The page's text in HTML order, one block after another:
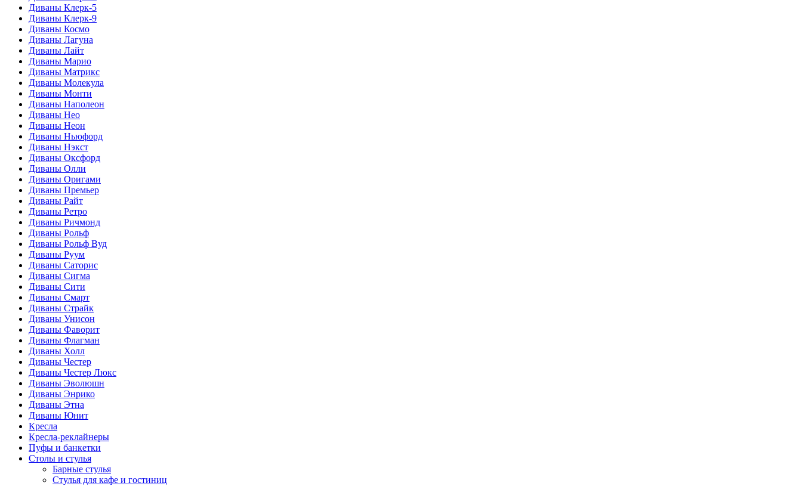
Диваны Клерк-5
Диваны Клерк-9
Диваны Космо
Диваны Лагуна
Диваны Лайт
Диваны Марио
Диваны Матрикс
Диваны Молекула
Диваны Монти
Диваны Наполеон
Диваны Нео
Диваны Неон
Диваны Ньюфорд
Диваны Нэкст
Диваны Оксфорд
Диваны Олли
Диваны Оригами
Диваны Премьер
Диваны Райт
Диваны Ретро
Диваны Ричмонд
Диваны Рольф
Диваны Рольф Вуд
Диваны Руум
Диваны Саторис
Диваны Сигма
Диваны Сити
Диваны Смарт
Диваны Страйк
Диваны Унисон
Диваны Фаворит
Диваны Флагман
Диваны Холл
Диваны Честер
Диваны Честер Люкс
Диваны Эволюшн
Диваны Энрико
Диваны Этна
Диваны Юнит
Кресла
Кресла-реклайнеры
Пуфы и банкетки
Столы и стулья
Барные стулья
Стулья для кафе и гостиниц